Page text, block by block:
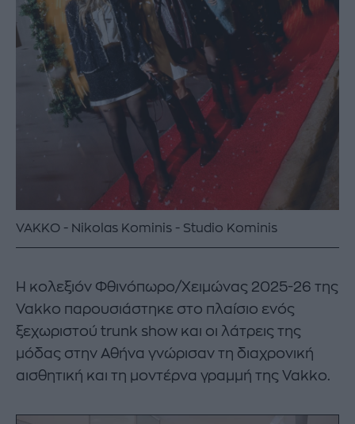
VAKKO Nikolas Kominis - Studio Kominis
Η κολεξιόν Φθινόπωρο/Χειμώνας 2025-26 της
Vakko παρουσιάστηκε στο πλαίσιο ενός
ξεχωριστού trunk show και οι λάτρεις της
μόδας στην Αθήνα γνώρισαν τη διαχρονική
αισθητική και τη μοντέρνα γραμμή της Vakko.